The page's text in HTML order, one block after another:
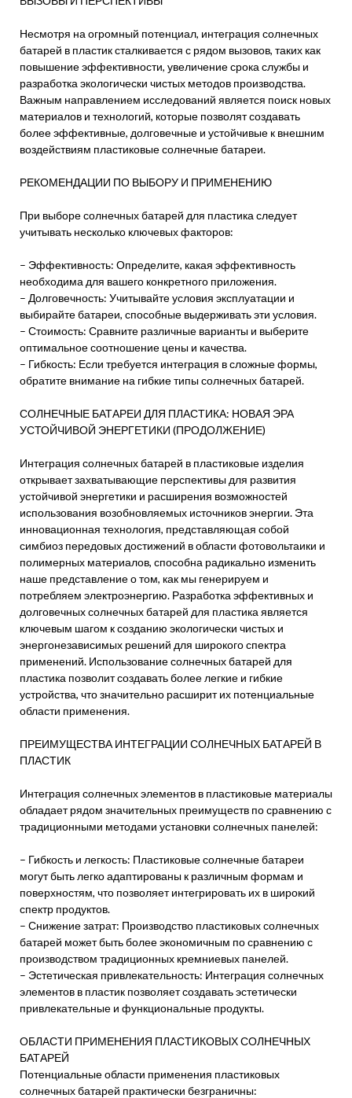
Несмотря на огромный потенциал, интеграция солнечных
батарей в пластик сталкивается с рядом вызовов, таких как
повышение эффективности, увеличение срока службы и
разработка экологически чистых методов производства.
Важным направлением исследований является поиск новых
материалов и технологий, которые позволят создавать
более эффективные, долговечные и устойчивые к внешним
воздействиям пластиковые солнечные батареи.
РЕКОМЕНДАЦИИ ПО ВЫБОРУ И ПРИМЕНЕНИЮ
При выборе солнечных батарей для пластика следует
учитывать несколько ключевых факторов:
– Эффективность: Определите, какая эффективность
необходима для вашего конкретного приложения.
– Долговечность: Учитывайте условия эксплуатации и
выбирайте батареи, способные выдерживать эти условия.
– Стоимость: Сравните различные варианты и выберите
оптимальное соотношение цены и качества.
– Гибкость: Если требуется интеграция в сложные формы,
обратите внимание на гибкие типы солнечных батарей.
СОЛНЕЧНЫЕ БАТАРЕИ ДЛЯ ПЛАСТИКА: НОВАЯ ЭРА
УСТОЙЧИВОЙ ЭНЕРГЕТИКИ (ПРОДОЛЖЕНИЕ)
Интеграция солнечных батарей в пластиковые изделия
открывает захватывающие перспективы для развития
устойчивой энергетики и расширения возможностей
использования возобновляемых источников энергии. Эта
инновационная технология, представляющая собой
симбиоз передовых достижений в области фотовольтаики и
полимерных материалов, способна радикально изменить
наше представление о том, как мы генерируем и
потребляем электроэнергию. Разработка эффективных и
долговечных солнечных батарей для пластика является
ключевым шагом к созданию экологически чистых и
энергонезависимых решений для широкого спектра
применений. Использование солнечных батарей для
пластика позволит создавать более легкие и гибкие
устройства, что значительно расширит их потенциальные
области применения.
ПРЕИМУЩЕСТВА ИНТЕГРАЦИИ СОЛНЕЧНЫХ БАТАРЕЙ В
ПЛАСТИК
Интеграция солнечных элементов в пластиковые материалы
обладает рядом значительных преимуществ по сравнению с
традиционными методами установки солнечных панелей:
– Гибкость и легкость: Пластиковые солнечные батареи
могут быть легко адаптированы к различным формам и
поверхностям, что позволяет интегрировать их в широкий
спектр продуктов.
– Снижение затрат: Производство пластиковых солнечных
батарей может быть более экономичным по сравнению с
производством традиционных кремниевых панелей.
– Эстетическая привлекательность: Интеграция солнечных
элементов в пластик позволяет создавать эстетически
привлекательные и функциональные продукты.
ОБЛАСТИ ПРИМЕНЕНИЯ ПЛАСТИКОВЫХ СОЛНЕЧНЫХ
БАТАРЕЙ
Потенциальные области применения пластиковых
солнечных батарей практически безграничны: